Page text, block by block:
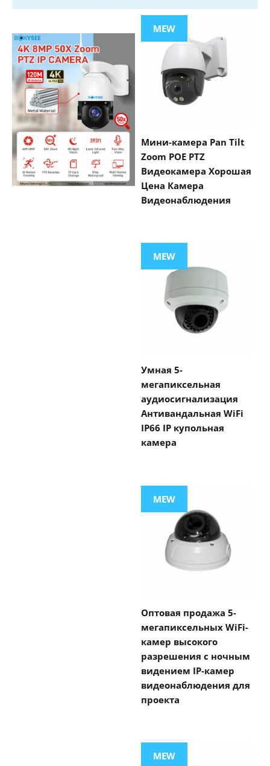
MEW
Мини-камера Pan Tilt
Zoom POE PTZ
Видеокамера Хорошая
Цена Камера
Видеонаблюдения
MEW
Умная 5-
мегапиксельная
аудиосигнализация
Антивандальная WiFi
IP66 IP купольная
камера
MEW
Оптовая продажа 5-
мегапиксельных WiFi-
камер высокого
разрешения с ночным
видением IP-камер
видеонаблюдения для
проекта
MEW